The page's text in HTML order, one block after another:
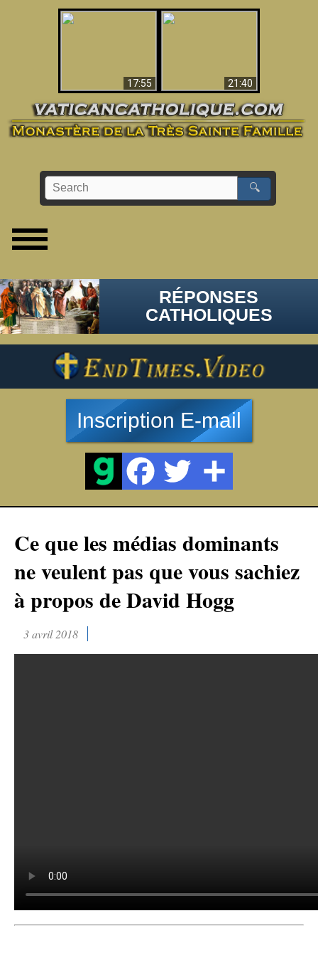
17:55
21:40
🔍
RÉPONSES
CATHOLIQUES
Inscription E-mail
Ce que les médias dominants
ne veulent pas que vous sachiez
à propos de David Hogg
3 avril 2018